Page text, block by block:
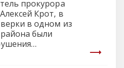
прокурора
Крот, в
в одном из
были